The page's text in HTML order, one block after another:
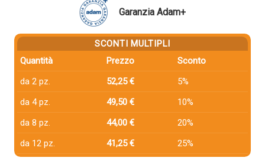
Garanzia Adam+
SCONTI MULTIPLI
Quantità
Prezzo
Sconto
da 2 pz.
52,25 €
5%
da 4 pz.
49,50 €
10%
da 8 pz.
44,00 €
20%
da 12 pz.
41,25 € 25%